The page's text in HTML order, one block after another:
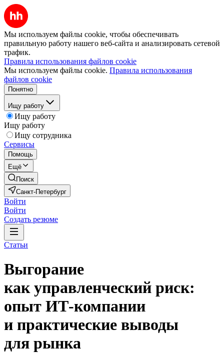
Мы используем файлы cookie, чтобы обеспечивать
правильную работу нашего веб-сайта и анализировать сетевой
трафик.
Правила использования файлов cookie
Мы используем файлы cookie. Правила использования
файлов cookie
Понятно
Ищу работу
Ищу работу
Ищу работу
Ищу сотрудника
Сервисы
Помощь
Ещё
Поиск
Санкт-Петербург
Войти
Войти
Создать резюме
Статьи
Выгорание
как управленческий риск:
опыт ИТ-компании
и практические выводы
для рынка